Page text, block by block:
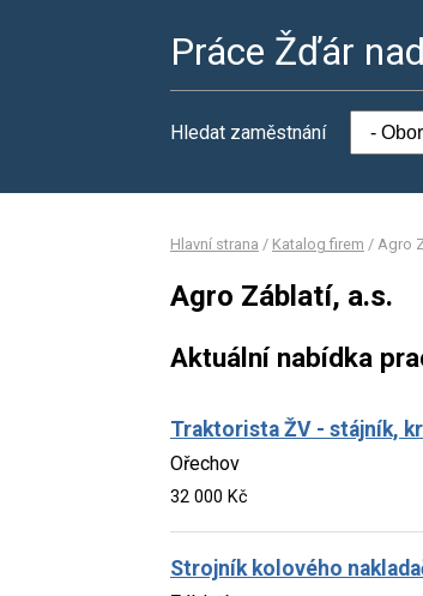
Práce Žďár
Hledat zaměstnání
Hlavní strana / Katalog firem / Agro
Agro Záblatí, a.s.
Aktuální nabídka
Traktorista ŽV - stájník,
Ořechov
32 000 Kč
Strojník kolového